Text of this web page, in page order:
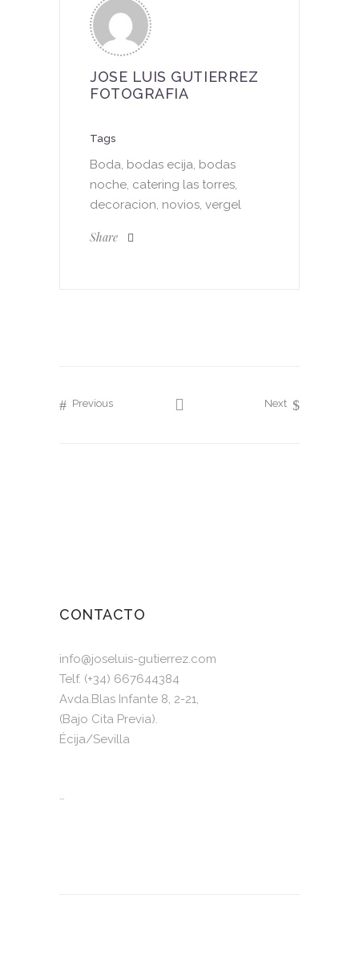
JOSE LUIS GUTIERREZ
FOTOGRAFIA
Tags
Boda, bodas ecija, bodas
noche, catering las torres,
decoracion, novios, vergel
Share
Previous Next
CONTACTO
info@joseluis-gutierrez.com
Telf. (+34) 667644384
Avda.Blas Infante 8, 2-21,
(Bajo Cita Previa).
Écija/Sevilla
…